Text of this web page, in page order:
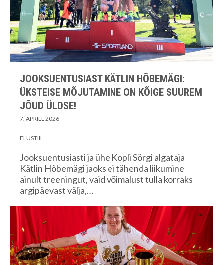
JOOKSUENTUSIAST KÄTLIN HÕBEMÄGI:
ÜKSTEISE MÕJUTAMINE ON KÕIGE SUUREM
JÕUD ÜLDSE!
7. APRILL 2026
ELUSTIIL
Jooksuentusiasti ja ühe Kopli Sörgi algataja
Kätlin Hõbemägi jaoks ei tähenda liikumine
ainult treeningut, vaid võimalust tulla korraks
argipäevast välja,…